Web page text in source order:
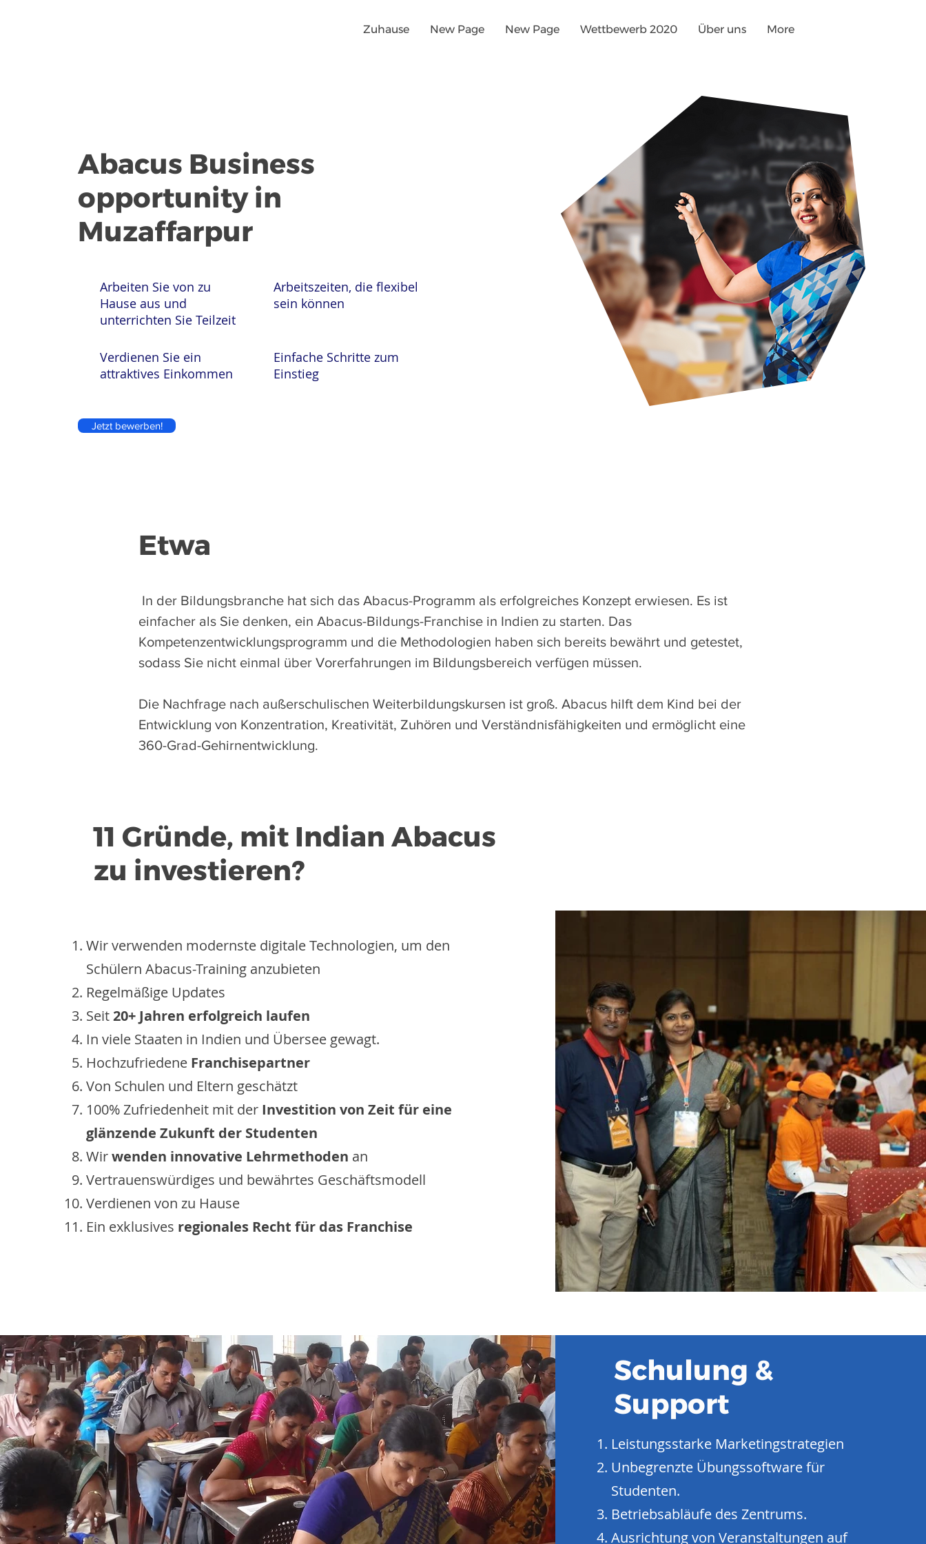
Abacus Business
opportunity in
Muzaffarpur
Arbeiten Sie von zu
Hause aus und
unterrichten Sie Teilzeit
Arbeitszeiten, die flexibel
sein können
Verdienen Sie ein
attraktives Einkommen
Einfache Schritte zum
Einstieg
Jetzt bewerben!
Zuhause New Page New Page Wettbewerb 2020 Über uns More
Etwa
In der Bildungsbranche hat sich das Abacus-Programm als erfolgreiches Konzept erwiesen. Es ist
einfacher als Sie denken, ein Abacus-Bildungs-Franchise in Indien zu starten. Das
Kompetenzentwicklungsprogramm und die Methodologien haben sich bereits bewährt und getestet,
sodass Sie nicht einmal über Vorerfahrungen im Bildungsbereich verfügen müssen.
Die Nachfrage nach außerschulischen Weiterbildungskursen ist groß. Abacus hilft dem Kind bei der
Entwicklung von Konzentration, Kreativität, Zuhören und Verständnisfähigkeiten und ermöglicht eine
360-Grad-Gehirnentwicklung.
11 Gründe, mit Indian Abacus
zu investieren?
Wir verwenden modernste digitale Technologien, um den
Schülern Abacus-Training anzubieten
Regelmäßige Updates
Seit20+ Jahren erfolgreich laufen
In viele Staaten in Indien und Übersee gewagt.
Hochzufriedene Franchisepartner
Von Schulen und Eltern geschätzt
100% Zufriedenheit mit der Investition von Zeit für eine
glänzende Zukunft der Studenten
Wirwenden innovative Lehrmethoden an
Vertrauenswürdiges und bewährtes Geschäftsmodell
Verdienen von zu Hause
Ein exklusives regionales Recht für das Franchise
Schulung &
Support
Leistungsstarke Marketingstrategien
Unbegrenzte Übungssoftware für
Studenten.
Betriebsabläufe des Zentrums.
Ausrichtung von Veranstaltungen auf